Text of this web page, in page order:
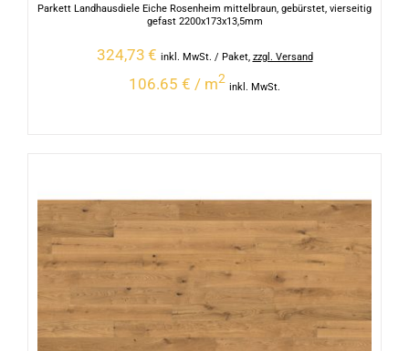
Parkett Landhausdiele Eiche Rosenheim mittelbraun, gebürstet, vierseitig
gefast 2200x173x13,5mm
324,73 € inkl. MwSt. / Paket, zzgl. Versand
106.65 € / m2
inkl. MwSt.